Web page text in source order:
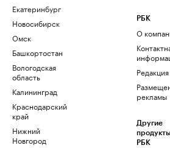
Екатеринбург
Новосибирск
Омск
Башкортостан
Вологодская
область
Калининград
Краснодарский
край
Нижний
Новгород
РБК
О
Редакция
рекламы
Другие
продукты
РБК